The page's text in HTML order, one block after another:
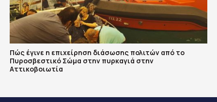
Πώς έγινε η επιχείρηση διάσωσης πολιτών από το
Πυροσβεστικό Σώμα στην πυρκαγιά στην
Αττικοβοιωτία